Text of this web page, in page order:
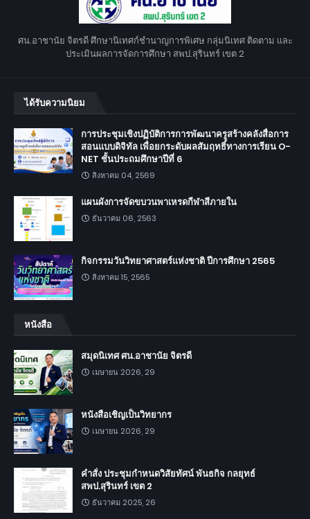
ศน.อาชานัย จิตรดี ศึกษานิเทศก์ชำนาญการพิเศษ กลุ่มนิเทศ ติดตาม และ
ประเมินผลการจัดการศึกษา สพป.สุรินทร์ เขต 2
ได้รับความนิยม
การประชุมเชิงปฏิบัติการการพัฒนาครูสร้างคลังสื่อการ
สอนแบบดิจิทัล เพื่อยกระดับผลสัมฤทธิ์ทางการเรียน O-
NET ชั้นประถมศึกษาปีที่ 6
สิงหาคม 04, 2569
แผนผังการจัดขบวนพาเหรดกีฬาสีภายใน
ธันวาคม 06, 2563
กิจกรรมวันวิทยาศาสตร์แห่งชาติ ปีการศึกษา 2565
สิงหาคม 15, 2565
หนังสือ
สมุดนิเทศ ศน.อาชานัย จิตรดี
เมษายน 2026, 29
หนังสือเชิญเป็นวิทยากร
เมษายน 2026, 29
คำสั่ง ประชุมกำหนดวิสัยทัศน์ พันธกิจ กลยุทธ์
สพป.สุรินทร์ เขต 2
ธันวาคม 2025, 26